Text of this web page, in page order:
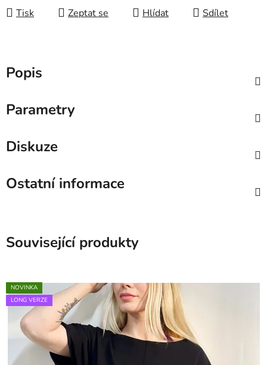
Tisk Zeptat se Hlídat Sdílet
Popis
Parametry
Diskuze
Ostatní informace
Související produkty
NOVINKA
LONG VERZE